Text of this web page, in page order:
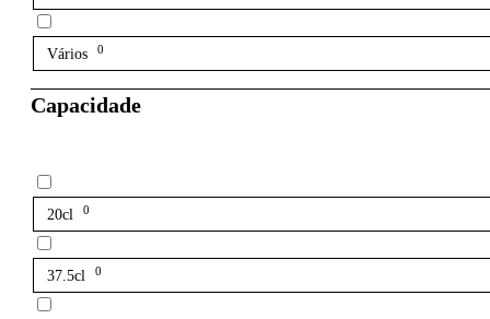
Vários 0
Capacidade
20cl 0
37.5cl 0